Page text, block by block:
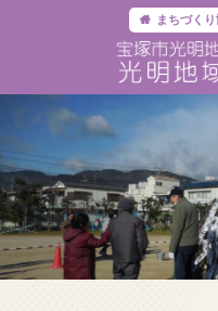
まちづく